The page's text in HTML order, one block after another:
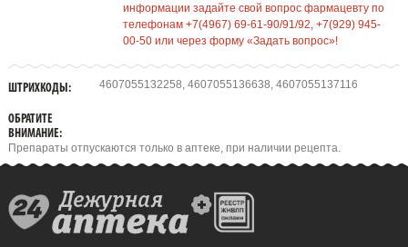
информации задайте свой вопрос фармацевту по
телефонам +7(4967) 69-61-90/91/92, +7(929) 945-
00-50 или через форму «Задать вопрос»!
ШТРИХКОДЫ: 4607055132258, 4607055136638, 4607055137116
ОБРАТИТЕ
ВНИМАНИЕ:
Препараты отпускаются только в аптеке, при наличии рецепта.